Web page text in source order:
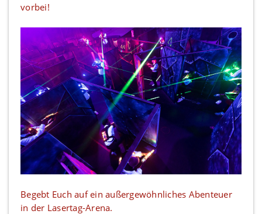
vorbei!
Begebt Euch auf ein außergewöhnliches Abenteuer
in der Lasertag-Arena.